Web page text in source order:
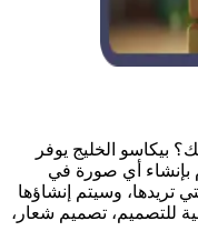
بيكاسو الخليج يوفر
بإنشاء أي صورة في
تريدها، وسيتم إنشاؤها
للتصميم، تصميم شعار،